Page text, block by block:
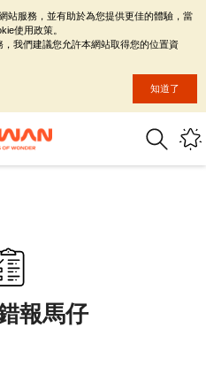
報馬仔
站服務，並有助於為您提供更佳的體驗，當
使用政策。
我們建議您允許本網站取得您的位置資
知道了